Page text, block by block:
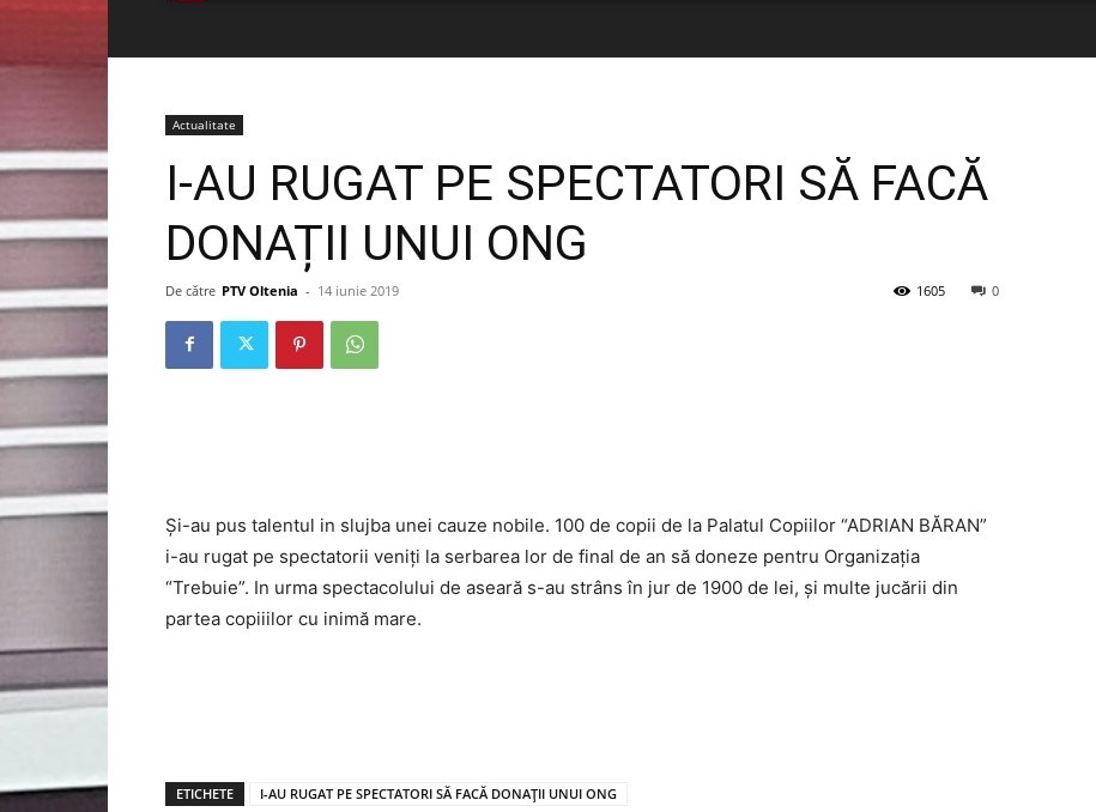
Actualitate
I-AU RUGAT PE SPECTATORI SĂ FACĂ
DONAȚII UNUI ONG
De către PTV Oltenia - 14 iunie 2019 0
1605
Și-au pus talentul in slujba unei cauze nobile. 100 de copii de la Palatul Copiilor “ADRIAN BĂRAN”
i-au rugat pe spectatorii veniți la serbarea lor de final de an să doneze pentru Organizația
“Trebuie”. In urma spectacolului de aseară s-au strâns în jur de 1900 de lei, și multe jucării din
partea copiiilor cu inimă mare.
ETICHETE I-AU RUGAT PE SPECTATORI SĂ FACĂ DONAȚII UNUI ONG